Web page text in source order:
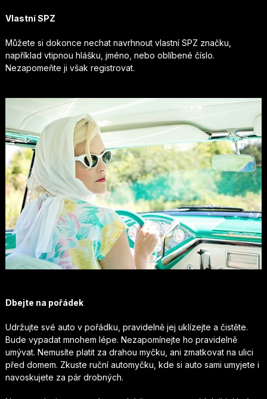
Vlastní SPZ
Můžete si dokonce nechat navrhnout vlastní SPZ značku,
například vtipnou hlášku, jméno, nebo oblíbené číslo.
Nezapomeňte ji však registrovat.
Dbejte na pořádek
Udržujte své auto v pořádku, pravidelně jej uklízejte a čistěte.
Bude vypadat mnohem lépe. Nezapomínejte ho pravidelně
umývat. Nemusíte platit za drahou myčku, ani zmatkovat na ulici
před domem. Zkuste ruční automyčku, kde si auto sami umyjete i
navoskujete za pár drobných.